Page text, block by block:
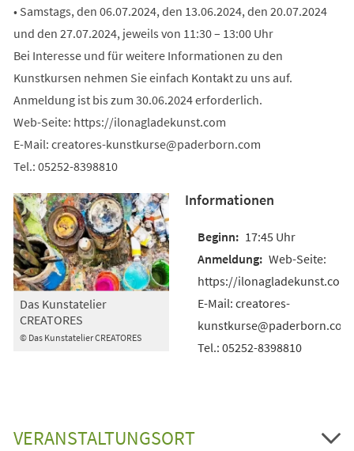
• Samstags, den 06.07.2024, den 13.06.2024, den 20.07.2024
und den 27.07.2024, jeweils von 11:30 – 13:00 Uhr
Bei Interesse und für weitere Informationen zu den
Kunstkursen nehmen Sie einfach Kontakt zu uns auf.
Anmeldung ist bis zum 30.06.2024 erforderlich.
Web-Seite: https://ilonagladekunst.com
E-Mail: creatores-kunstkurse paderborn com
Tel.: 05252-8398810
© Das Kunstatelier CREATORES
Das Kunstatelier
CREATORES
Informationen
17:45 Uhr
Web-Seite:
https://ilonagladekunst.com
E-Mail: creatores-
kunstkurse@paderborn.com
Tel.: 05252-8398810
VERANSTALTUNGSORT